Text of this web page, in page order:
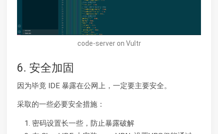
code-server on Vultr
6. 安全加固
因为毕竟 IDE 暴露在公网上，一定要主要安全。
采取的一些必要安全措施：
密码设置长一些，防止暴露破解